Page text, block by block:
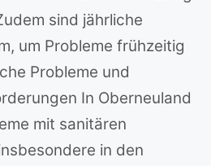
sind jährliche
um Probleme frühzeitig
Probleme und
In Oberneuland
mit sanitären
in den